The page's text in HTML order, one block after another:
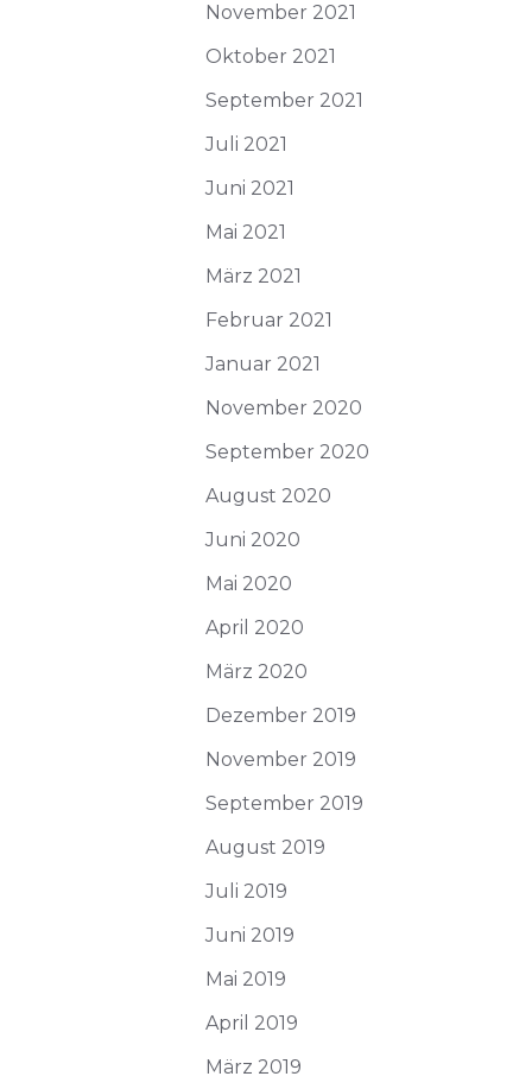
November 2021
Oktober 2021
September 2021
Juli 2021
Juni 2021
Mai 2021
März 2021
Februar 2021
Januar 2021
November 2020
September 2020
August 2020
Juni 2020
Mai 2020
April 2020
März 2020
Dezember 2019
November 2019
September 2019
August 2019
Juli 2019
Juni 2019
Mai 2019
April 2019
März 2019